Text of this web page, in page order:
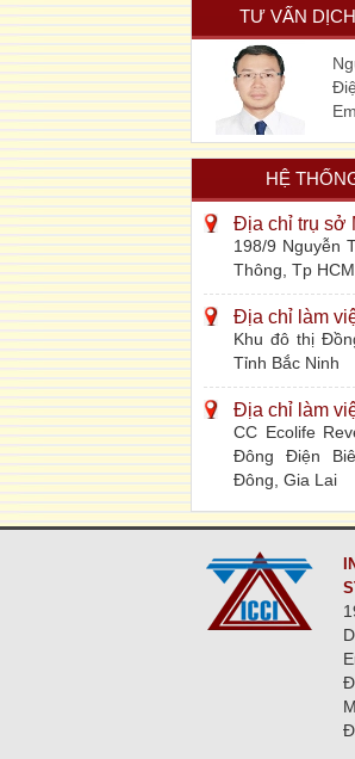
TƯ VẤN
HỆ
Địa chỉ trụ sở
198/9 Nguyễn
Thông, Tp HCM
Địa chỉ làm
Khu đô thị
Tỉnh Bắc Ninh
Địa chỉ làm
CC Ecolife
Đông Điện
Đông, Gia Lai